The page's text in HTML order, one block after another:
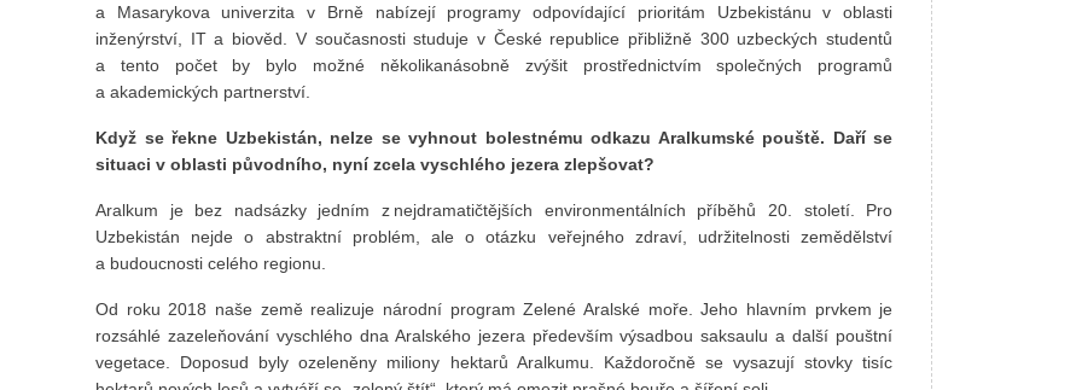
a Masarykova univerzita v Brně nabízejí programy odpovídající prioritám Uzbekistánu v oblasti
inženýrství, IT a biověd. V současnosti studuje v České republice přibližně 300 uzbeckých studentů
a tento počet by bylo možné několikanásobně zvýšit prostřednictvím společných programů
a akademických partnerství.
Když se řekne Uzbekistán, nelze se vyhnout bolestnému odkazu Aralkumské pouště. Daří se
situaci v oblasti původního, nyní zcela vyschlého jezera zlepšovat?
Aralkum je bez nadsázky jedním z nejdramatičtějších environmentálních příběhů 20. století. Pro
Uzbekistán nejde o abstraktní problém, ale o otázku veřejného zdraví, udržitelnosti zemědělství
a budoucnosti celého regionu.
Od roku 2018 naše země realizuje národní program Zelené Aralské moře. Jeho hlavním prvkem je
rozsáhlé zazeleňování vyschlého dna Aralského jezera především výsadbou saksaulu a další pouštní
vegetace. Doposud byly ozeleněny miliony hektarů Aralkumu. Každoročně se vysazují stovky tisíc